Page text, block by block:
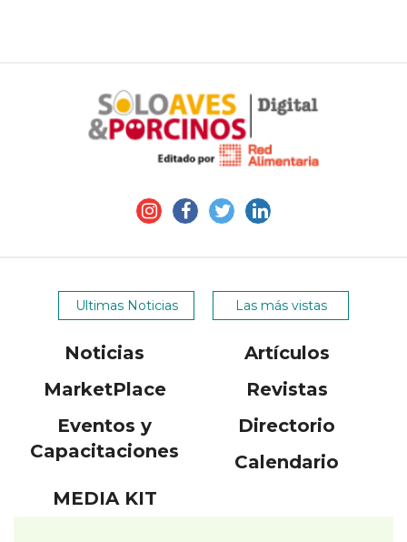
Ultimas Noticias Las más vistas
Noticias
Artículos
MarketPlace
Revistas
Eventos y
Capacitaciones
Directorio
Calendario
MEDIA KIT